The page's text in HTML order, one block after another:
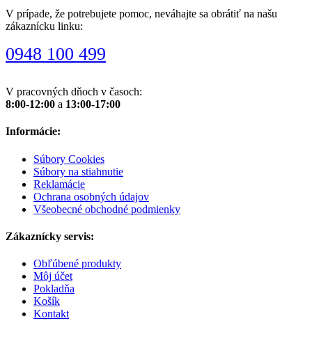
V prípade, že potrebujete pomoc, neváhajte sa obrátiť na našu
zákaznícku linku:
0948 100 499
V pracovných dňoch v časoch:
8:00-12:00 a 13:00-17:00
Informácie:
Súbory Cookies
Súbory na stiahnutie
Reklamácie
Ochrana osobných údajov
Všeobecné obchodné podmienky
Zákaznícky servis:
Obľúbené produkty
Môj účet
Pokladňa
Košík
Kontakt